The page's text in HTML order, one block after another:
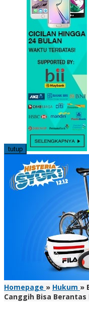
tutup
Homepage » Hukum »
Canggih Bisa Berantas